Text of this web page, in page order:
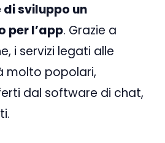
di sviluppo un
per l’app. Grazie a
i servizi legati alle
molto popolari,
dal software di chat,